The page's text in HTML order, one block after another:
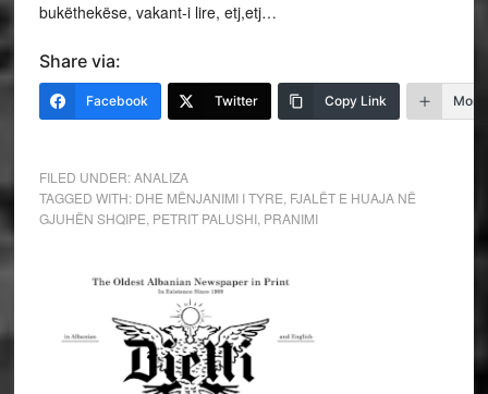
bukëthekëse, vakant-i lire, etj,etj…
Share via:
Facebook Twitter Copy Link More
FILED UNDER:ANALIZA
TAGGED WITH: DHE MËNJANIMI I TYRE FJALËT E HUAJA NË
GJUHËN SHQIPE PETRIT PALUSHI, PRANIMI